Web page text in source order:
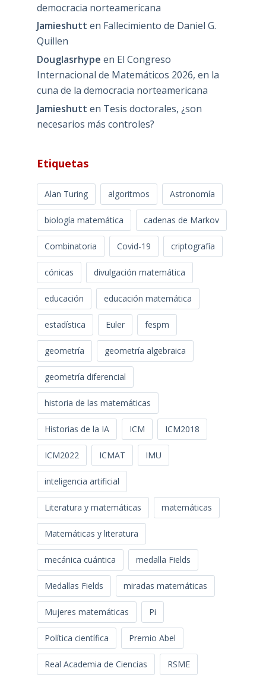
democracia norteamericana
Jamieshutt en Fallecimiento de Daniel G.
Quillen
Douglasrhype en El Congreso
Internacional de Matemáticos 2026, en la
cuna de la democracia norteamericana
Jamieshutt en Tesis doctorales, ¿son
necesarios más controles?
Etiquetas
Alan Turing algoritmos Astronomía
biología matemática cadenas de Markov
Combinatoria Covid-19 criptografía
cónicas divulgación matemática
educación educación matemática
estadística Euler fespm
geometría geometría algebraica
geometría diferencial
historia de las matemáticas
Historias de la IA ICM ICM2018
ICM2022 ICMAT IMU
inteligencia artificial
Literatura y matemáticas matemáticas
Matemáticas y literatura
mecánica cuántica medalla Fields
Medallas Fields miradas matemáticas
Mujeres matemáticas Pi
Política científica Premio Abel
Real Academia de Ciencias RSME